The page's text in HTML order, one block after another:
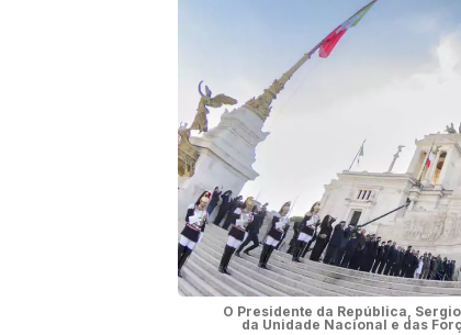
O Presidente da República,
da Unidade Nacional e das